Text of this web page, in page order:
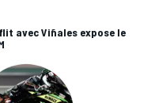
avec Viñales expose le